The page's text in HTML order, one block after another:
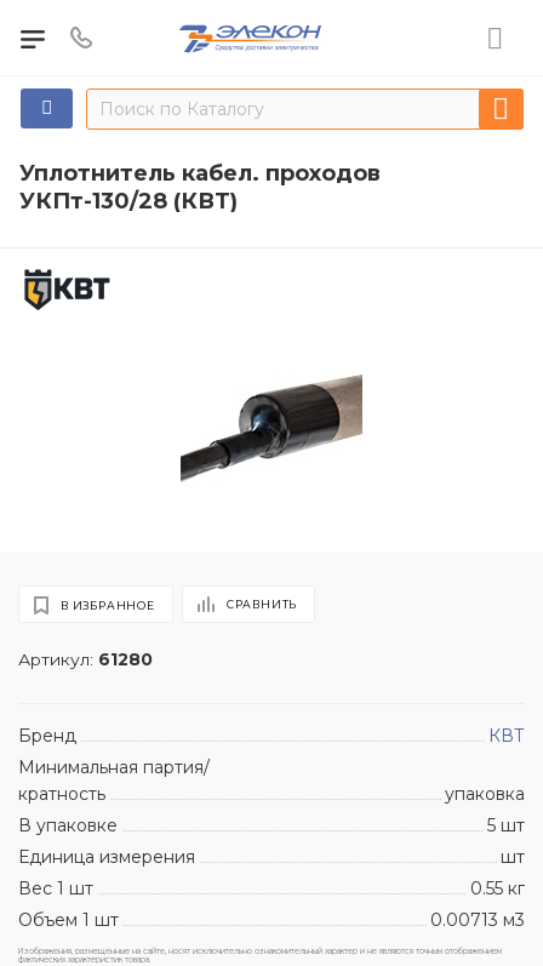
Уплотнитель кабел. проходов
УКПт-130/28 (КВТ)
Артикул: 61280
В ИЗБРАННОЕ СРАВНИТЬ
Бренд
КВТ
Минимальная партия/
кратность
упаковка
В упаковке
5 шт
Единица измерения
шт
Вес 1 шт
0.55 кг
Объем 1 шт
0.00713 м3
Изображения, размещенные на сайте, носят исключительно ознакомительный характер и не являются точным отображением
фактических характеристик товара.